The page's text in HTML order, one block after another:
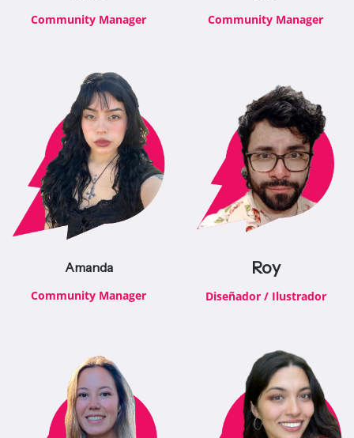
Community Manager Community Manager
Amanda
Community Manager
Roy
Diseñador / Ilustrador